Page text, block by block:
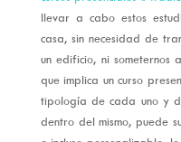
llevar a cabo estos
casa, sin necesidad de
un edificio, ni someternos
que implica un curso
tipología de cada uno y
dentro del mismo, puede